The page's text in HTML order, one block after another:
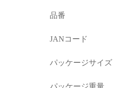
品番
JANコード
パッケージサイズ
パッケージ重量